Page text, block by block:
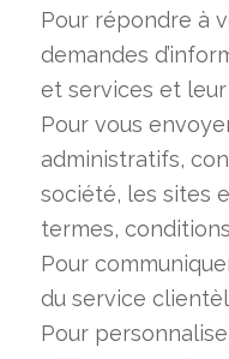
Pour répondre à
demandes
et services et
Pour vous
administratifs,
société, les sites
termes,
Pour
du service
Pour